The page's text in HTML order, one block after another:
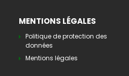
MENTIONS LÉGALES
Politique de protection des
données
Mentions légales